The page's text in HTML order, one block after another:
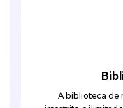
A biblioteca de